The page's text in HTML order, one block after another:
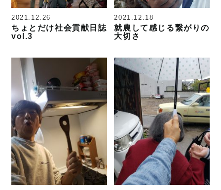
2021.12.26
ちょとだけ社会貢献日誌
vol.3
2021.12.18
就農して感じる繋がりの
大切さ